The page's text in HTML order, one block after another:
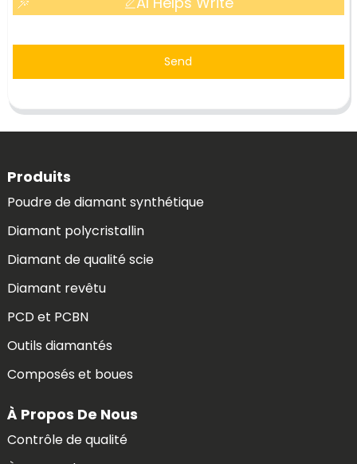
Send
Produits
Poudre de diamant synthétique
Diamant polycristallin
Diamant de qualité scie
Diamant revêtu
PCD et PCBN
Outils diamantés
Composés et boues
À Propos De Nous
Contrôle de qualité